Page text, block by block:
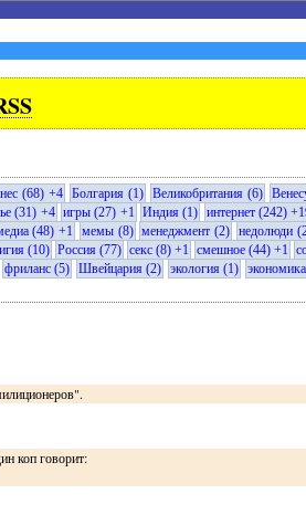
(68) +4 Болгария (1) Великобритания (6)
(31) +4 игры (27) +1 Индия (1) интернет (242)
(48) +1 мемы (8) менеджмент (2) недолюди
(10) Россия (77) секс (8) +1 смешное (44) +1
фриланс (5) Швейцария (2) экология (1)
коп говорит: